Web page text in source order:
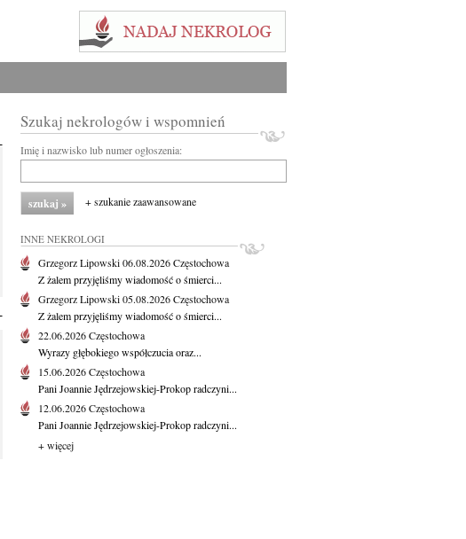
Szukaj nekrologów i wspomnień
Imię i nazwisko lub numer ogłoszenia:
+ szukanie zaawansowane
INNE NEKROLOGI
Grzegorz Lipowski06.08.2026Częstochowa
Z żalem przyjęliśmy wiadomość o śmierci...
Grzegorz Lipowski05.08.2026Częstochowa
Z żalem przyjęliśmy wiadomość o śmierci...
22.06.2026Częstochowa
Wyrazy głębokiego współczucia oraz...
15.06.2026Częstochowa
Pani Joannie Jędrzejowskiej-Prokop radczyni...
12.06.2026Częstochowa
Pani Joannie Jędrzejowskiej-Prokop radczyni...
+ więcej